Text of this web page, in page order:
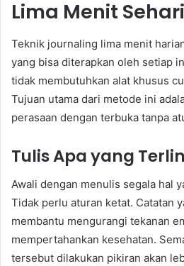
Lima Menit Sehari
Teknik journaling lima menit
yang bisa diterapkan oleh setiap
tidak membutuhkan alat khusus
Tujuan utama dari metode ini
perasaan dengan terbuka tanpa
Tulis Apa yang
Awali dengan menulis segala hal
Tidak perlu aturan ketat. Catatan
membantu mengurangi tekanan
mempertahankan kesehatan.
tersebut dilakukan pikiran akan